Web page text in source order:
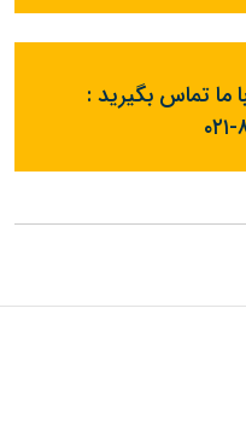
ما تماس بگیرید :